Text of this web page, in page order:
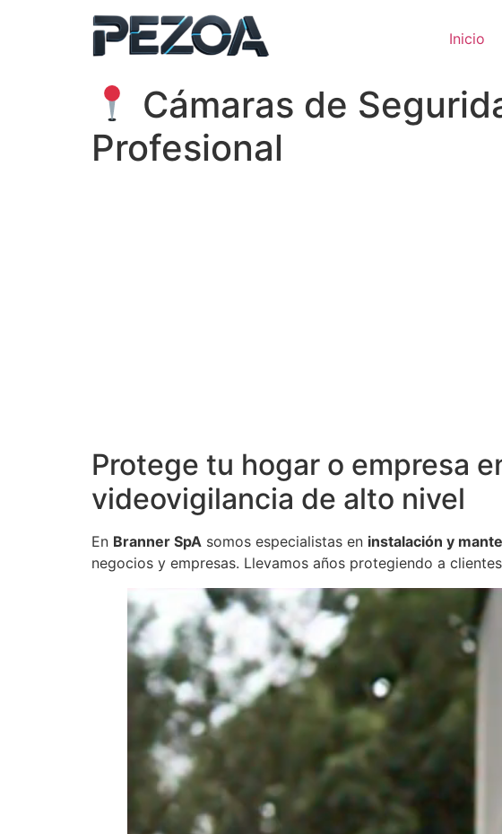
Inicio
Cámaras de
Profesional
Protege tu hogar o empresa
videovigilancia de alto nivel
En Branner SpA somos especialistas en instalación y
negocios y empresas. Llevamos años protegiendo a